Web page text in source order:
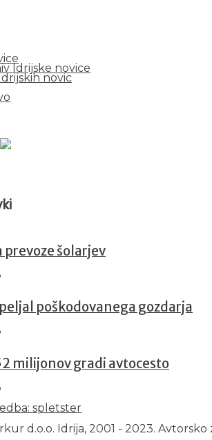
Idrijske novice
novic
prevoze šolarjev
poškodovanega gozdarja
milijonov gradi avtocesto
spletster
d.o.o. Idrija, 2001 - 2023. Avtorsko